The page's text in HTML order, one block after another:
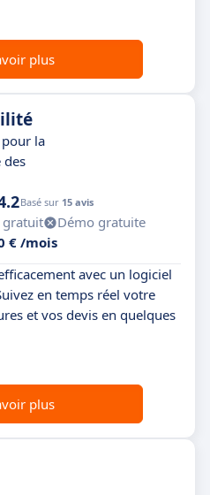
plus
la
des
Basé sur 15 avis
gratuit
Démo gratuite
€ /mois
avec un logiciel
en temps réel votre
et vos devis en quelques
plus